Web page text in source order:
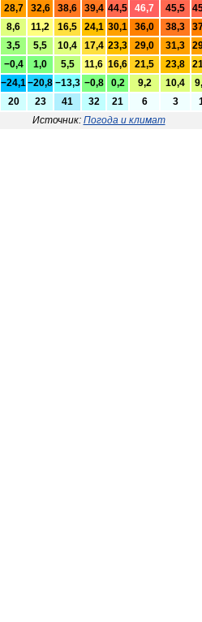
28,7 32,6 38,6 39,4 44,5 46,7 45,5
8,6 11,2 16,5 24,1 30,1 36,0 38,3
3,5 5,5 10,4 17,4 23,3 29,0 31,3
−0,4 1,0 5,5 11,6 16,6 21,5 23,8
−24,1−20,8 −13,3 −0,8 0,2 9,2 10,4
20 23 41 32 21 6 3
Источник: Погода и климат